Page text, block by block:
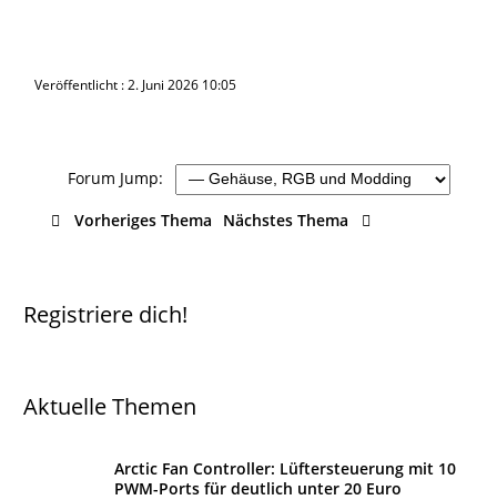
Veröffentlicht : 2. Juni 2026 10:05
Forum Jump:
Vorheriges Thema
Nächstes Thema
Registriere dich!
Aktuelle Themen
Arctic Fan Controller: Lüftersteuerung mit 10
PWM-Ports für deutlich unter 20 Euro